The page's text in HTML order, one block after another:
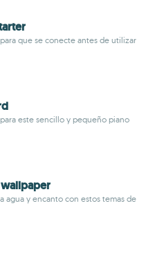
que se conecte antes de utilizar
este sencillo y pequeño piano
agua y encanto con estos temas de